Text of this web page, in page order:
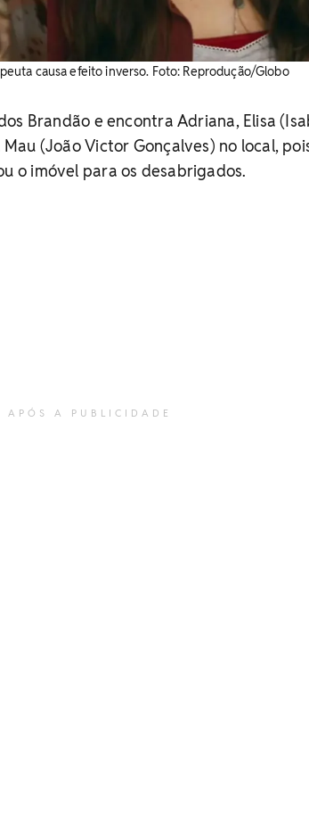
causa efeito inverso. Foto: Reprodução/Globo
Brandão e encontra Adriana, Elisa
(João Victor Gonçalves) no local,
o imóvel para os desabrigados.
APÓS A PUBLICIDADE